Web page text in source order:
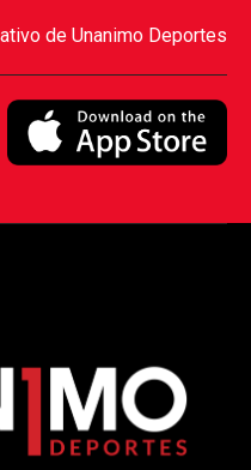
de Unanimo Deportes